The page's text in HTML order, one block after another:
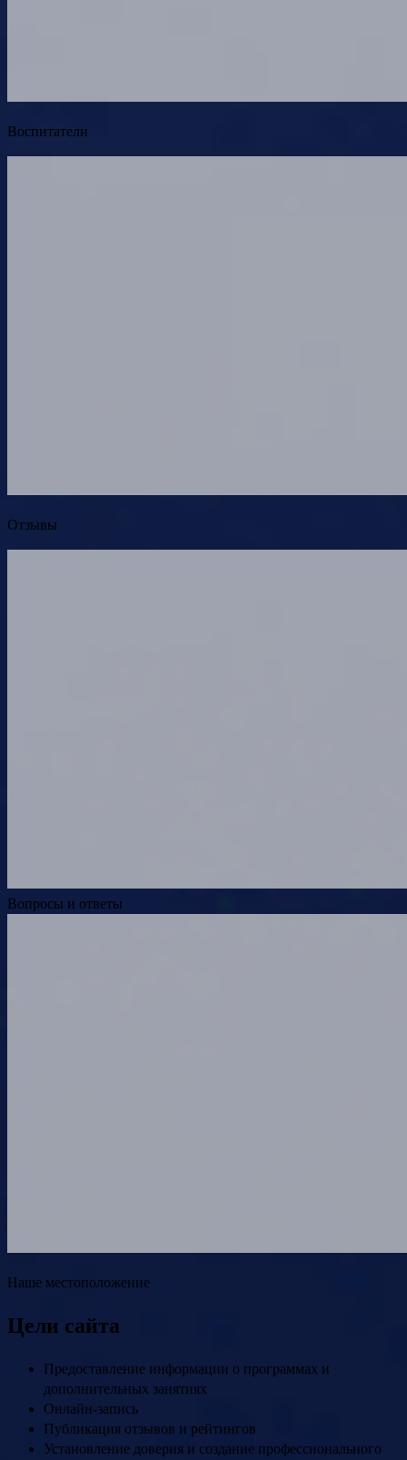
Воспитатели
Отзывы
Вопросы и ответы
Наше местоположение
Цели сайта
Предоставление информации о программах и
дополнительных занятиях
Онлайн-запись
Публикация отзывов и рейтингов
Установление доверия и создание профессионального